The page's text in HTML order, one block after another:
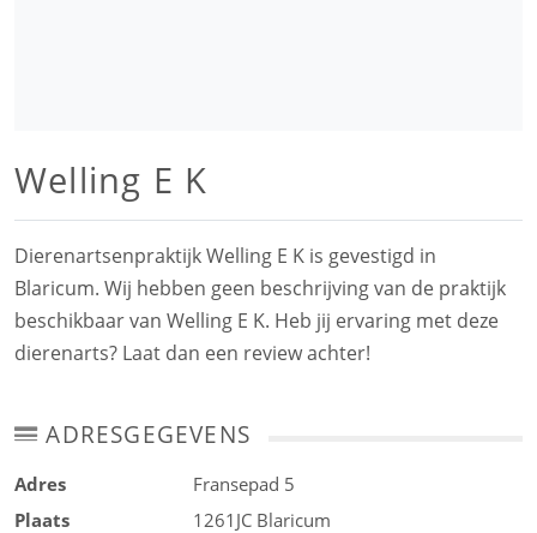
Welling E K
Dierenartsenpraktijk Welling E K is gevestigd in
Blaricum. Wij hebben geen beschrijving van de praktijk
beschikbaar van Welling E K. Heb jij ervaring met deze
dierenarts? Laat dan een review achter!
ADRESGEGEVENS
Adres
Fransepad 5
Plaats
1261JC Blaricum